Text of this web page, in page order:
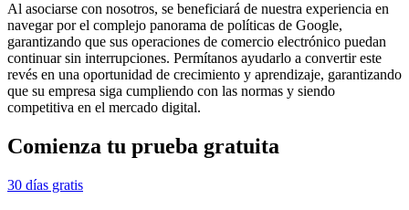
Al asociarse con nosotros, se beneficiará de nuestra experiencia en
navegar por el complejo panorama de políticas de Google,
garantizando que sus operaciones de comercio electrónico puedan
continuar sin interrupciones. Permítanos ayudarlo a convertir este
revés en una oportunidad de crecimiento y aprendizaje, garantizando
que su empresa siga cumpliendo con las normas y siendo
competitiva en el mercado digital.
Comienza tu prueba gratuita
30 días gratis